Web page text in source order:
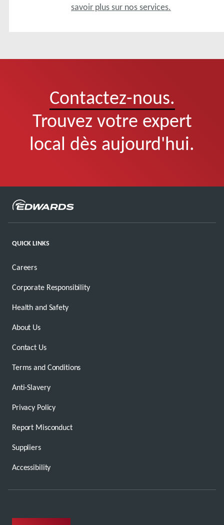
savoir plus sur nos services.
Contactez-nous.
Trouvez votre expert
local dès aujourd'hui.
QUICK LINKS
Careers
Corporate Responsibility
Health and Safety
About Us
Contact Us
Terms and Conditions
Anti-Slavery
Privacy Policy
Report Misconduct
Suppliers
Accessibility